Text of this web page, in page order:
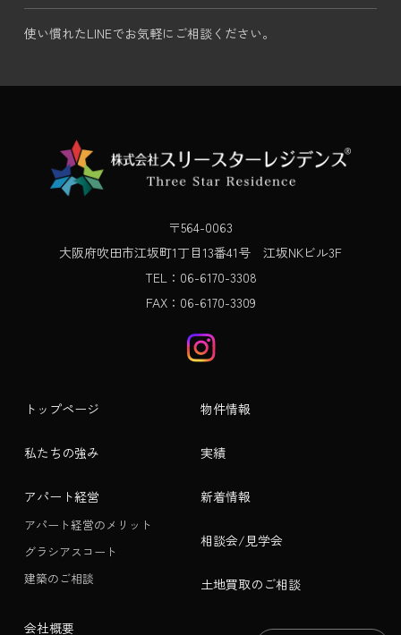
使い慣れたLINEでお気軽にご相談ください。
〒564-0063
大阪府吹田市江坂町1丁目13番41号 江坂NKビル3F
TEL：06-6170-3308
FAX：06-6170-3309
トップページ
私たちの強み
アパート経営
アパート経営のメリット
グラシアスコート
建築のご相談
物件情報
実績
新着情報
相談会/見学会
土地買取のご相談
会社概要